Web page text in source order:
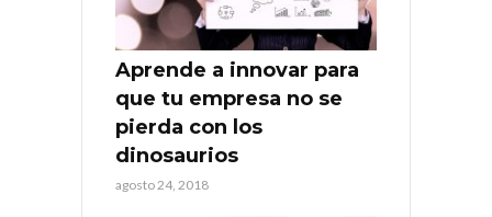
Aprende a innovar para
que tu empresa no se
pierda con los
dinosaurios
agosto 24, 2018